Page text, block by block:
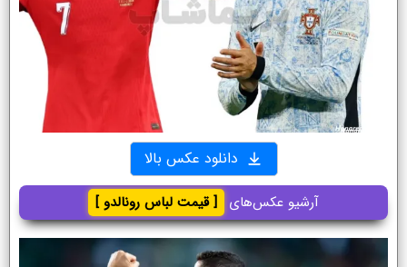
دانلود عکس بالا
آرشیو عکس‌های [ قیمت لباس رونالدو ]